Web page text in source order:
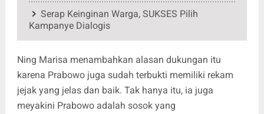
Serap Keinginan Warga, SUKSES Pilih
Kampanye Dialogis
Ning Marisa menambahkan alasan dukungan itu
karena Prabowo juga sudah terbukti memiliki rekam
jejak yang jelas dan baik. Tak hanya itu, ia juga
meyakini Prabowo adalah sosok yang